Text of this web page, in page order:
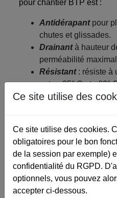
pour chantier BTP est :
Antidérapantpour
chutes et glissades.
Drainant à hauteur
perméabilité
Résistant : résiste à
entre -25° C et +60°
« Non feu »: certifié
« Facile à installer »
poser, toujours sur
Ce site utilise des
Ce site utilise des cookies.
obligatoires pour le bon
de la session par exemple)
confidentialité du RGPD.
optionnels, vous pouvez
accepter ci-dessous.